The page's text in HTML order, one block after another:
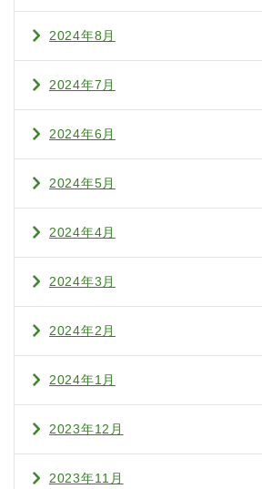
2024年8月
2024年7月
2024年6月
2024年5月
2024年4月
2024年3月
2024年2月
2024年1月
2023年12月
2023年11月